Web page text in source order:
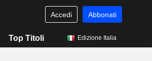
Accedi Abbonati
Top Titoli Edizione Italia